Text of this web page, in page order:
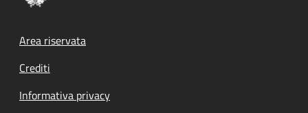
Footer menu
Area riservata
Crediti
Informativa privacy